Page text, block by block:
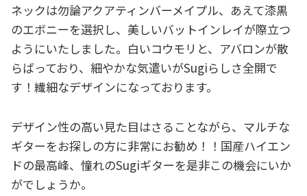
ネックは勿論アクアティンバーメイプル、あえて漆黒
のエボニーを選択し、美しいバットインレイが際立つ
ようにいたしました。白いコウモリと、アバロンが散
らばっており、細やかな気遣いがSugiらしさ全開で
す！繊細なデザインになっております。
デザイン性の高い見た目はさることながら、マルチな
ギターをお探しの方に非常にお勧め！！国産ハイエン
ドの最高峰、憧れのSugiギターを是非この機会にいか
がでしょうか。